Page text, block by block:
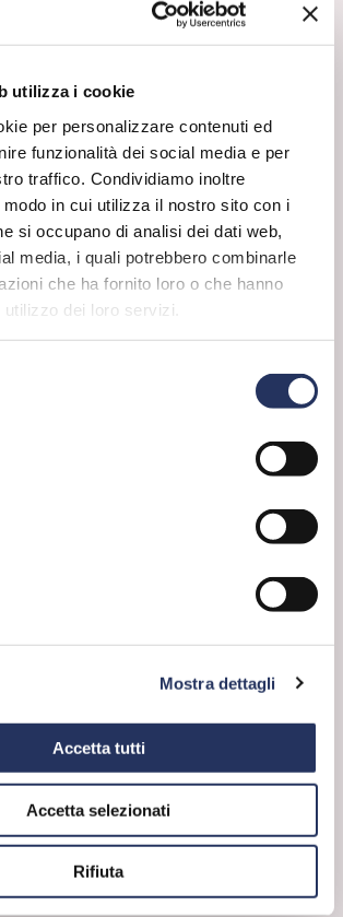
utilizza i cookie
per personalizzare contenuti ed
funzionalità dei social media e per
traffico. Condividiamo inoltre
in cui utilizza il nostro sito con i
si occupano di analisi dei dati web,
media, i quali potrebbero combinarle
che ha fornito loro o che hanno
dei loro servizi.
Mostra dettagli
Accetta tutti
Accetta selezionati
Rifiuta
SAI
dei farmaci: il principio
leggi
per la casa